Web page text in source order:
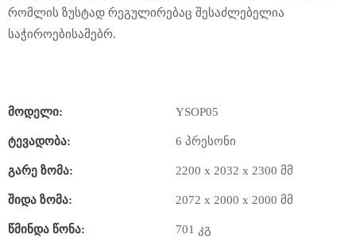
რომლის ზუსტად რეგულირებაც შესაძლებელია
საჭიროებისამებრ.
Მოდელი: YSOP05
Ტევადობა: 6 პრესონი
Გარე Ზომა: 2200 x 2032 x 2300 მმ
Შიდა Ზომა: 2072 x 2000 x 2000 მმ
Წმინდა Წონა: 701 კგ